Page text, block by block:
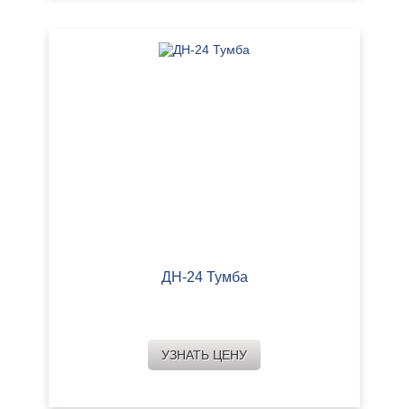
ДН-24 Тумба
УЗНАТЬ ЦЕНУ